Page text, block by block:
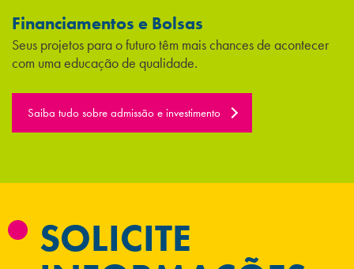
Financiamentos e Bolsas
Seus projetos para o futuro têm mais chances de acontecer
com uma educação de qualidade.
Saiba tudo sobre admissão e investimento
SOLICITE